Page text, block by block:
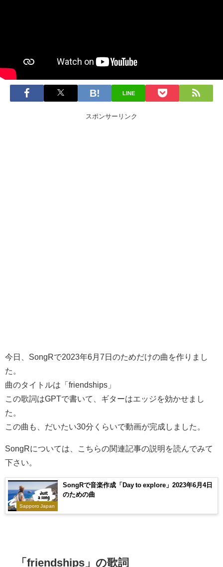
LINE
スポンサーリンク
今日、SongRで2023年6月7日のためだけの曲を作りまし
た。
曲のタイトルは「friendships」
この歌詞はGPTで書いて、ギターはエッジを効かせまし
た。
この曲も、だいたい30分くらいで動画が完成しました。
SongRについては、こちらの関連記事の説明を読んでみて
下さい。
Sapporo Japan
SongRで音楽作成「Day to explore」2023年6月4日
のための曲
「friendships」の歌詞